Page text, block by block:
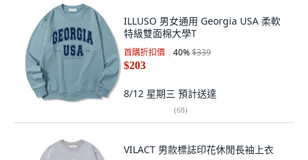
ILLUSO 男女通用 Georgia USA 柔軟
特級雙面棉大學T
首購折扣價 40%$339
$203
8/12 星期三 預計送達
(68)
VILACT 男款標誌印花休閒長袖上衣